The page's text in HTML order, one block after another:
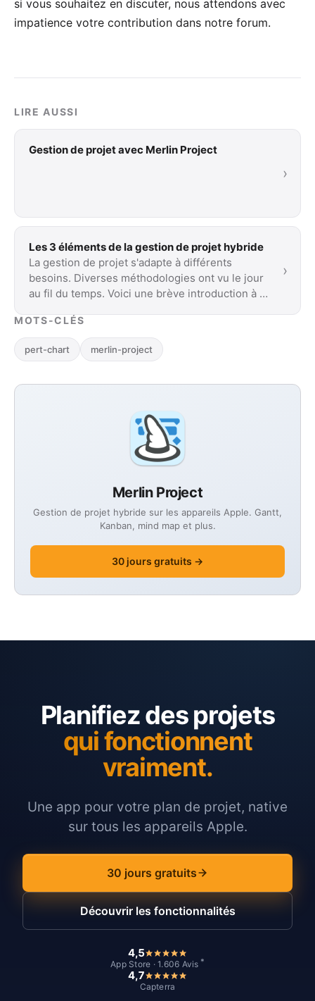
Merlin Project
Gestion de projet hybride sur les appareils Apple. Gantt,
Kanban, mind map et plus.
30 jours gratuits →
si vous souhaitez en discuter, nous attendons avec
impatience votre contribution dans notre forum.
LIRE AUSSI
Gestion de projet avec Merlin Project
›
Les 3 éléments de la gestion de projet hybride
La gestion de projet s'adapte à différents
besoins. Diverses méthodologies ont vu le jour
au fil du temps. Voici une brève introduction à …
›
MOTS-CLÉS
pert-chart merlin-project
Planifiez des projets
qui fonctionnent
vraiment.
Une app pour votre plan de projet, native
sur tous les appareils Apple.
30 jours gratuits
Découvrir les fonctionnalités
4,5
App Store · 1.606 Avis *
4,7
Capterra